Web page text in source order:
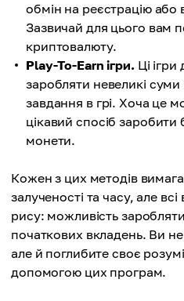
обмін на реєстрацію
Зазвичай для цього вам
криптовалюту.
Play-To-Earn ігри. Ці
заробляти невеликі
завдання в грі. Хоча це
цікавий спосіб
монети.
Кожен з цих методів
залученості та часу, але
рису: можливість
початкових вкладень. Ви
але й поглибите своє
допомогою цих програм.